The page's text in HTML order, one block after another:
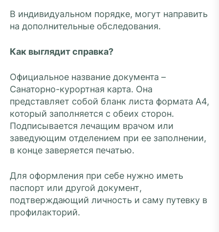
В индивидуальном порядке, могут направить
на дополнительные обследования.
Как выглядит справка?
Официальное название документа –
Санаторно-курортная карта. Она
представляет собой бланк листа формата А4,
который заполняется с обеих сторон.
Подписывается лечащим врачом или
заведующим отделением при ее заполнении,
в конце заверяется печатью.
Для оформления при себе нужно иметь
паспорт или другой документ,
подтверждающий личность и саму путевку в
профилакторий.